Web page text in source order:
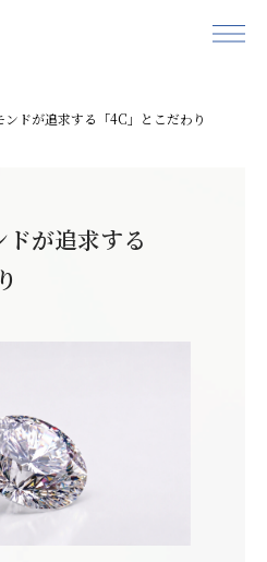
ンドが追求する「4C」とこだわり
が追求する